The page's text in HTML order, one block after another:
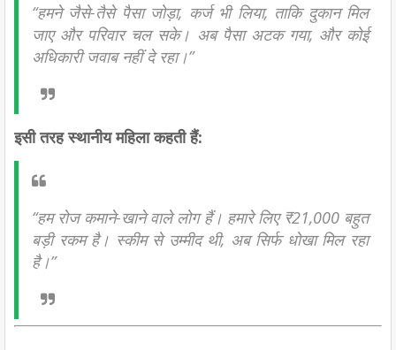
“हमने जैसे-तैसे पैसा जोड़ा, कर्ज भी लिया, ताकि दुकान मिल
जाए और परिवार चल सके। अब पैसा अटक गया, और कोई
अधिकारी जवाब नहीं दे रहा।”
इसी तरह स्थानीय महिला कहती हैं:
“हम रोज कमाने-खाने वाले लोग हैं। हमारे लिए ₹21,000 बहुत
बड़ी रकम है। स्कीम से उम्मीद थी, अब सिर्फ धोखा मिल रहा
है।”